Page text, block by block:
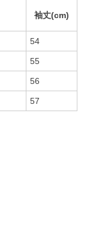
袖丈(cm)
54
55
56
57